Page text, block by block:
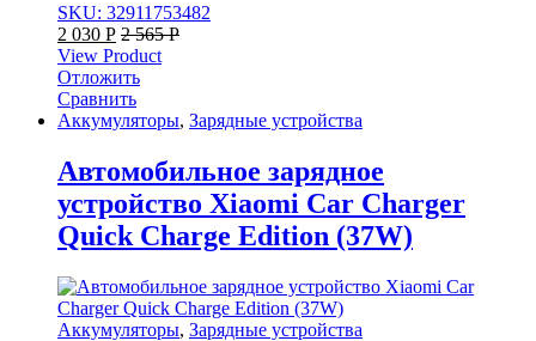
SKU: 32911753482
2 030 Р 2 565Р
View Product
Отложить
Сравнить
Аккумуляторы, Зарядные устройства
Автомобильное зарядное
устройство Xiaomi Car Charger
Quick Charge Edition (37W)
Аккумуляторы, Зарядные устройства